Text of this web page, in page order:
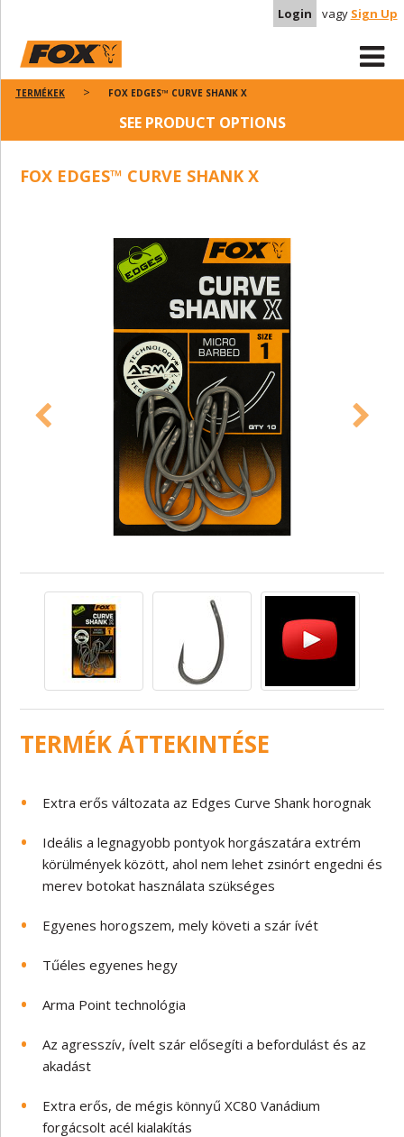
Login vagy Sign Up
TERMÉKEK FOX EDGES™ CURVE SHANK X
SEE PRODUCT OPTIONS
FOX EDGES™ CURVE SHANK X
TERMÉK ÁTTEKINTÉSE
Extra erős változata az Edges Curve Shank horognak
Ideális a legnagyobb pontyok horgászatára extrém
körülmények között, ahol nem lehet zsinórt engedni és
merev botokat használata szükséges
Egyenes horogszem, mely követi a szár ívét
Tűéles egyenes hegy
Arma Point technológia
Az agresszív, ívelt szár elősegíti a befordulást és az
akadást
Extra erős, de mégis könnyű XC80 Vanádium
forgácsolt acél kialakítás